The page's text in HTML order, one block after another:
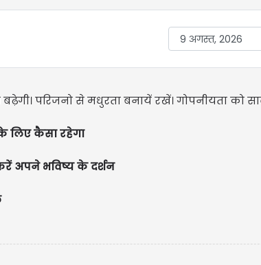
बढ़ेगी। परिजनो से मधुरता बनायें रखें। गोपनीयता को
लिए कैसा रहेगा
अपने भविष्य के दर्शन